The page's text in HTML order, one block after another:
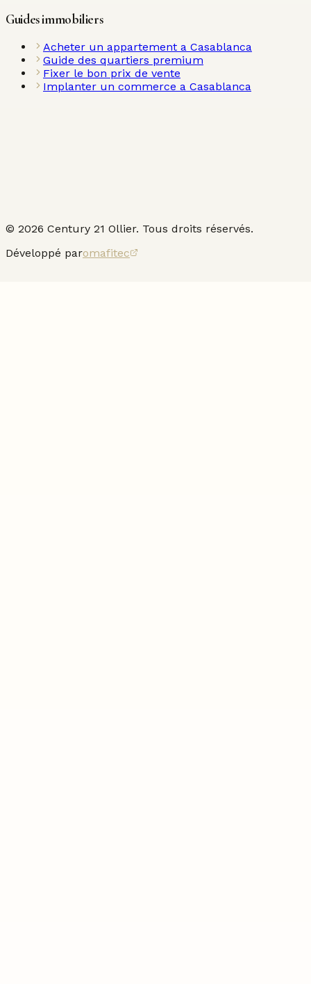
Guides immobiliers
Acheter un appartement a Casablanca
Guide des quartiers premium
Fixer le bon prix de vente
Implanter un commerce a Casablanca
© 2026 Century 21 Ollier. Tous droits réservés.
Développé paromafitec